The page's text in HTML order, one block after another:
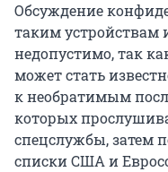
Обсуждение
таким устройствам
недопустимо, так
может стать
к необратимым
которых
спецслужбы, затем
списки США и